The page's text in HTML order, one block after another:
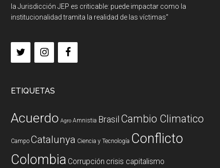
la Jurisdicción JEP es criticable: puede impactar como la
institucionalidad tramita la realidad de las víctimas”
ETIQUETAS
Acuerdo Agro Amnistia Brasil Cambio Climatico
Campo Catalunya Ciencia y Tecnología Conflicto
Colombia Corrupción crisis capitalismo